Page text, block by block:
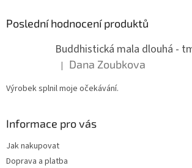
Poslední hodnocení produktů
Hodnocení produktu je 5 z 5 hvězdiček.
| Dana Zoubkova
Výrobek splnil moje očekávání.
Informace pro vás
Jak nakupovat
Doprava a platba